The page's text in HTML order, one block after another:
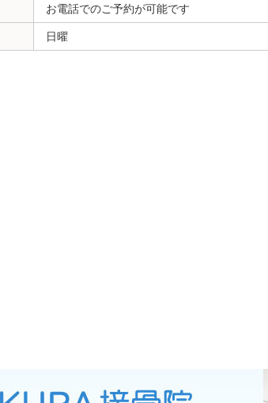
お電話でのご予約が可能です
日曜